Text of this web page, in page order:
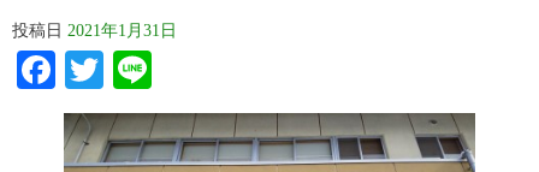
投稿日 2021年1月31日
Facebook
Twitter